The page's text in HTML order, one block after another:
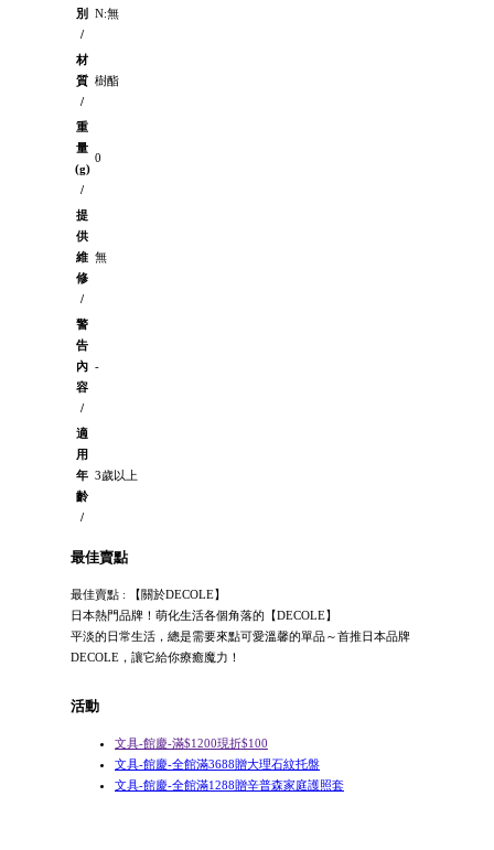
別
/
N:無
材
質
/
樹酯
重
量
(g)
/
0
提
供
維
修
/
無
警
告
內
容
/
-
適
用
年
齡
/
3歲以上
最佳賣點
最佳賣點 : 【關於DECOLE】
日本熱門品牌！萌化生活各個角落的【DECOLE】
平淡的日常生活，總是需要來點可愛溫馨的單品～首推日本品牌
DECOLE，讓它給你療癒魔力！
活動
文具-館慶-滿$1200現折$100
文具-館慶-全館滿3688贈大理石紋托盤
文具-館慶-全館滿1288贈辛普森家庭護照套